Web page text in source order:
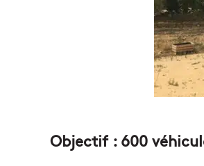
Objectif : 600